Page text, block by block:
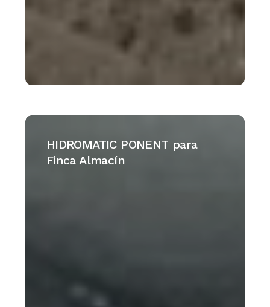
HIDROMATIC
PONENTHIDROMATIC PONENT para
Finca Almacín